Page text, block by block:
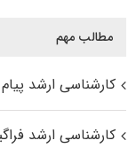
مطالب مهم
کارشناسی ارشد پیام
کارشناسی ارشد